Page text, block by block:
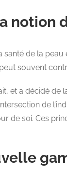
notion
santé de la
souvent
et a décidé
de
de soi. Ces